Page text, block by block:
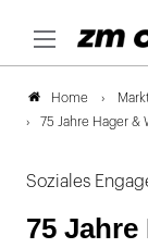
Home
75 Jahre Hager &
Soziales
75 Jahre